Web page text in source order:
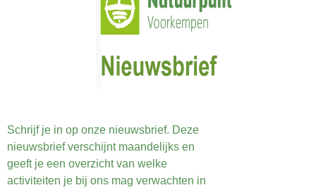
Schrijf je in op onze nieuwsbrief. Deze
nieuwsbrief verschijnt maandelijks en
geeft je een overzicht van welke
activiteiten je bij ons mag verwachten in